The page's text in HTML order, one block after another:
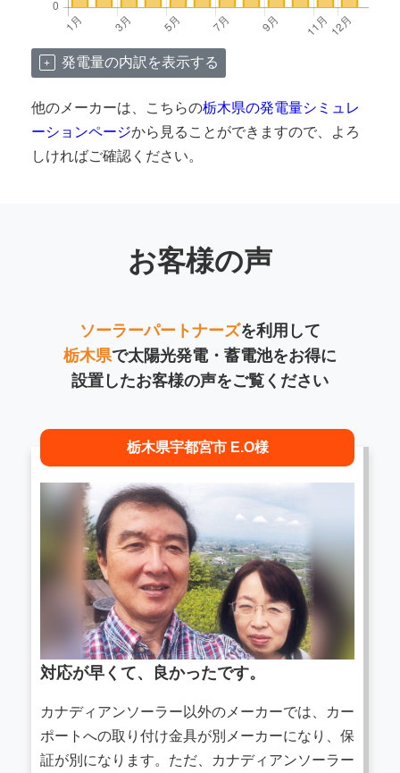
発電量の内訳を表示する
他のメーカーは、こちらの栃木県の発電量シミュレ
ーションページから見ることができますので、よろ
しければご確認ください。
お客様の声
ソーラーパートナーズを利用して
栃木県で太陽光発電・蓄電池をお得に
設置したお客様の声をご覧ください
栃木県宇都宮市 E.O様
対応が早くて、良かったです。
カナディアンソーラー以外のメーカーでは、カー
ポートへの取り付け金具が別メーカーになり、保
証が別になります。ただ、カナディアンソーラー